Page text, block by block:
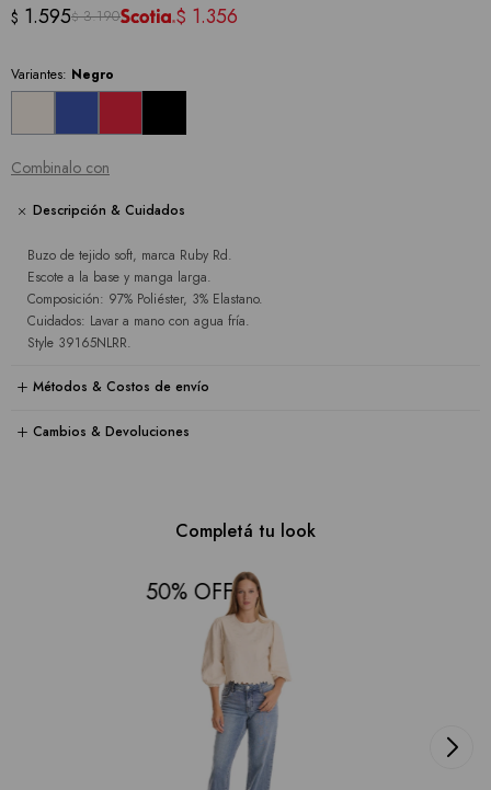
$ 1.595$ 3.190 $ 1.356
Variantes: Negro
Combinalo con
Descripción & Cuidados
Buzo de tejido soft, marca Ruby Rd.
Escote a la base y manga larga.
Composición: 97% Poliéster, 3% Elastano.
Cuidados: Lavar a mano con agua fría.
Style 39165NLRR.
Métodos & Costos de envío
Cambios & Devoluciones
Completá tu look
50